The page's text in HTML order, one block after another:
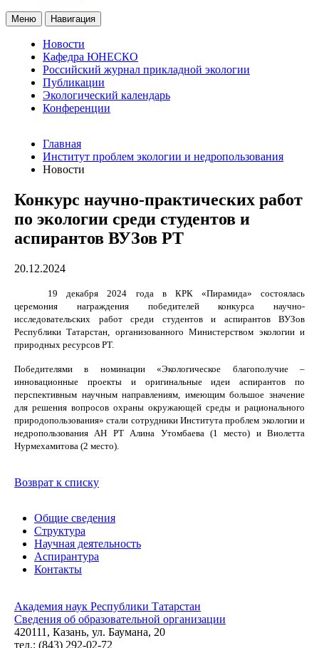
Меню Навигация
Новости
Кафедра ЮНЕСКО
Российский журнал прикладной экологии
Публикации
Экологический календарь
Конференции
Главная
Институт проблем экологии и недропользования
Новости
Конкурс научно-практических работ
по экологии среди студентов и
аспирантов ВУЗов РТ
20.12.2024
19 декабря 2024 года в КРК «Пирамида» состоялась
церемония награждения победителей конкурса научно-
исследовательских работ среди студентов и аспирантов ВУЗов
Республики Татарстан, организованного Министерством экологии и
природных ресурсов РТ.
Победителями в номинации «Экологическое благополучие –
инновационные проекты и оригинальные идеи аспирантов по
перспективным научным направлениям, имеющим большое значение
для решения вопросов охраны окружающей среды и рационального
природопользования» стали сотрудники Института проблем экологии и
недропользования АН РТ Алина Утомбаева (1 место) и Виолетта
Нурмехамитова (2 место).
Возврат к списку
Общие сведения
Структура
Научная деятельность
Аспирантура
Контакты
Академия наук Республики Татарстан
Сведения об образовательной организации
420111, Казань, ул. Баумана, 20
тел.: (843) 292-02-72